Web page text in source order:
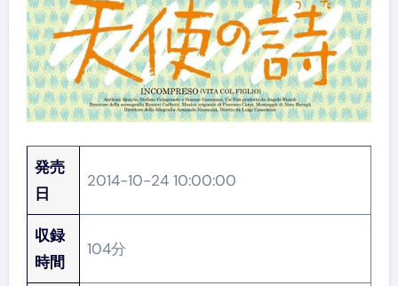
発売
日
2014-10-24 10:00:00
収録
時間
104分